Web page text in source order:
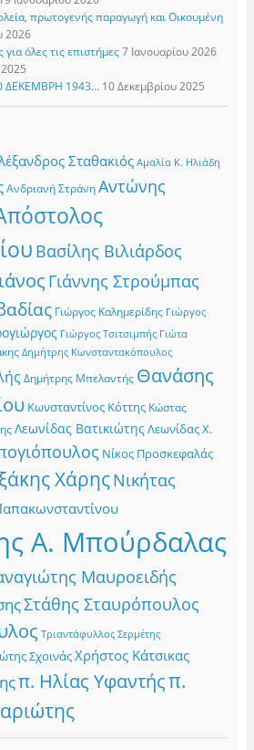
πρωτογενής παραγωγή και Οικουμένη
2026
όλες τις επιστήμες 7 Ιανουαρίου 2026
ΔΕΚΕΜΒΡΗ 1943… 10 Δεκεμβρίου 2025
Σταθακιός Αμαλία Κ. Ηλιάδη
Ανδριανή Στράνη Αντώνης
Βασίλης Βιλιάρδος
Γιάννης Στρούμπας
Γιώργος Καλημερίδης Γιώργος
Γιώργος Τσιτσιμπής Γιώτα
Δημήτρης Κωνσταντακόπουλος
Δημήτρης Μπελαντής Θανάσης
Κωνσταντίνος Κόττης Κώστας
Λεωνίδας ΒατικιώτηςΛεωνίδας Χ.
Νίκος Προσκεφαλάς
ΧάρηςΝικήτας
Α. Μπούρδαλας
Μαυροειδής
Στάθης Σταυρόπουλος
Τριαντάφυλλος Σερμέτης
ΣχοινάςΧρήστος Κάτσικας
π. Ηλίας Υφαντήςπ.